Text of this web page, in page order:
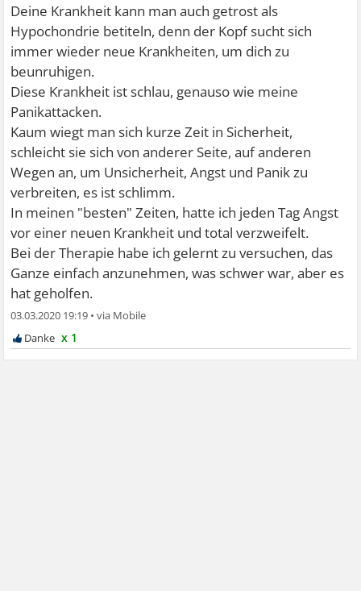
Deine Krankheit kann man auch getrost als
Hypochondrie betiteln, denn der Kopf sucht sich
immer wieder neue Krankheiten, um dich zu
beunruhigen.
Diese Krankheit ist schlau, genauso wie meine
Panikattacken.
Kaum wiegt man sich kurze Zeit in Sicherheit,
schleicht sie sich von anderer Seite, auf anderen
Wegen an, um Unsicherheit, Angst und Panik zu
verbreiten, es ist schlimm.
In meinen "besten" Zeiten, hatte ich jeden Tag Angst
vor einer neuen Krankheit und total verzweifelt.
Bei der Therapie habe ich gelernt zu versuchen, das
Ganze einfach anzunehmen, was schwer war, aber es
hat geholfen.
03.03.2020 19:19 •
x 1